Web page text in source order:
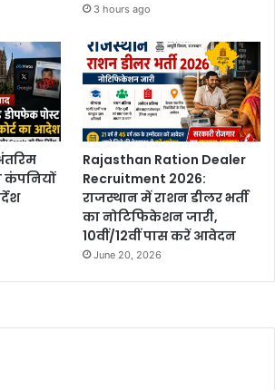
3 hours ago
कंपनियों
Rajasthan Ration Dealer
Recruitment 2026:
राजस्थान में राशन डीलर भर्ती
का नोटिफिकेशन जारी,
10वीं/12वीं पास करें आवेदन
June 20, 2026